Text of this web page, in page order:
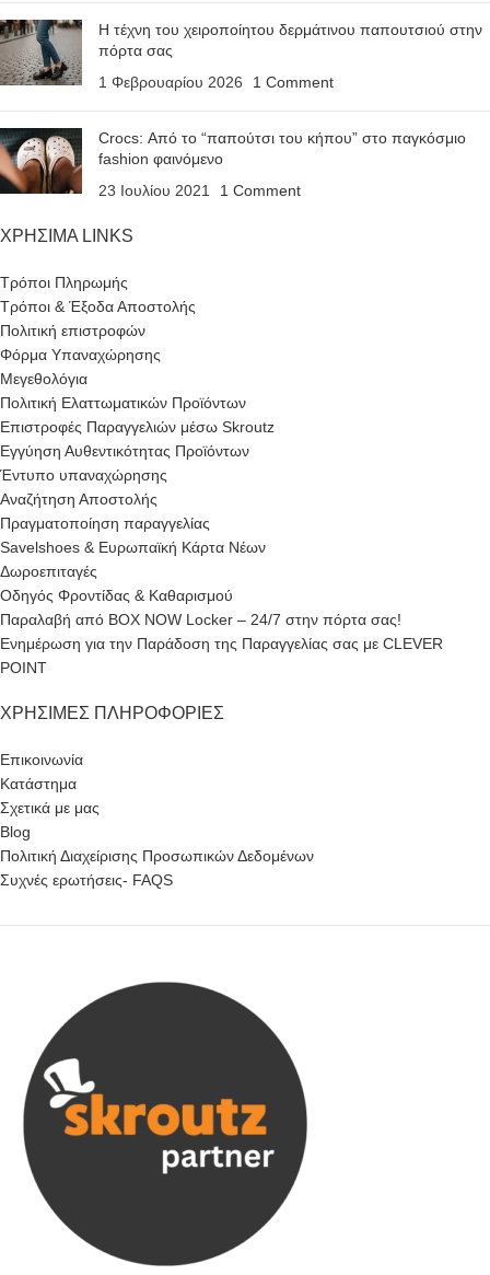
Η τέχνη του χειροποίητου δερμάτινου παπουτσιού στην
πόρτα σας
1 Φεβρουαρίου 2026
1 Comment
Crocs: Από το “παπούτσι του κήπου” στο παγκόσμιο
fashion φαινόμενο
23 Ιουλίου 2021
1 Comment
ΧΡΗΣΙΜΑ LINKS
Τρόποι Πληρωμής
Τρόποι & Έξοδα Αποστολής
Πολιτική επιστροφών
Φόρμα Υπαναχώρησης
Μεγεθολόγια
Πολιτική Ελαττωματικών Προϊόντων
Επιστροφές Παραγγελιών μέσω Skroutz
Εγγύηση Αυθεντικότητας Προϊόντων
Έντυπο υπαναχώρησης
Αναζήτηση Αποστολής
Πραγματοποίηση παραγγελίας
Savelshoes & Ευρωπαϊκή Κάρτα Νέων
Δωροεπιταγές
Οδηγός Φροντίδας & Καθαρισμού
Παραλαβή από BOX NOW Locker – 24/7 στην πόρτα σας!
Ενημέρωση για την Παράδοση της Παραγγελίας σας με CLEVER
POINT
ΧΡΉΣΙΜΕΣ ΠΛΗΡΟΦΟΡΊΕΣ
Επικοινωνία
Κατάστημα
Σχετικά με μας
Blog
Πολιτική Διαχείρισης Προσωπικών Δεδομένων
Συχνές ερωτήσεις- FAQS